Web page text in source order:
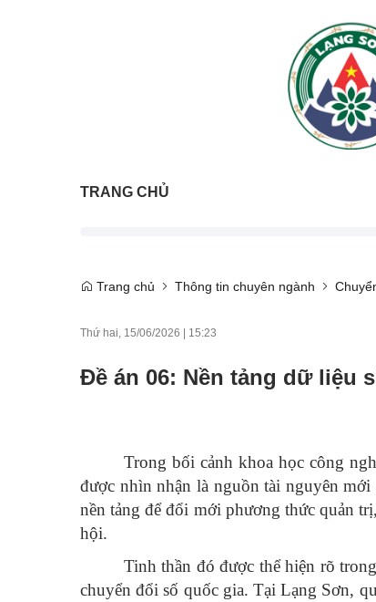
TRANG CHỦ
Trang chủ Thông tin chuyên ngành
Thứ hai, 15/06/2026 | 15:23
Đề án 06: Nền tảng dữ liệu
Trong bối cảnh khoa học công
được nhìn nhận là nguồn tài nguyên
nền tảng để đổi mới phương thức quản
hội.
Tinh thần đó được thể hiện rõ
chuyển đổi số quốc gia. Tại Lạng Sơn,